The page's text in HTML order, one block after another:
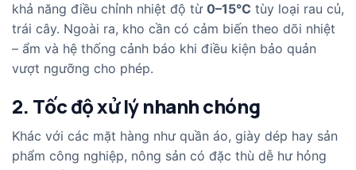
khả năng điều chỉnh nhiệt độ từ 0–15°C tùy loại rau củ,
trái cây. Ngoài ra, kho cần có cảm biến theo dõi nhiệt
– ẩm và hệ thống cảnh báo khi điều kiện bảo quản
vượt ngưỡng cho phép.
2. Tốc độ xử lý nhanh chóng
Khác với các mặt hàng như quần áo, giày dép hay sản
phẩm công nghiệp, nông sản có đặc thù dễ hư hỏng